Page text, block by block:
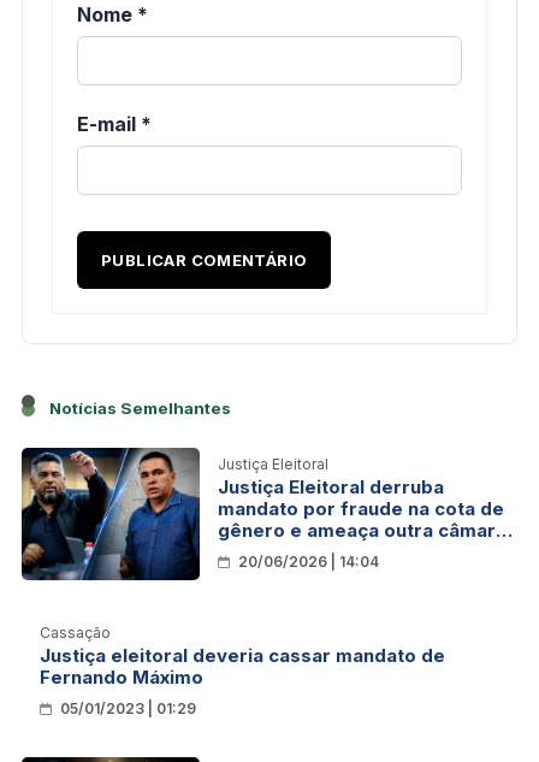
Nome *
E-mail *
Notícias Semelhantes
Justiça Eleitoral
Justiça Eleitoral derruba
mandato por fraude na cota de
gênero e ameaça outra câmara
em Rondônia
20/06/2026 | 14:04
Cassação
Justiça eleitoral deveria cassar mandato de
Fernando Máximo
05/01/2023 | 01:29